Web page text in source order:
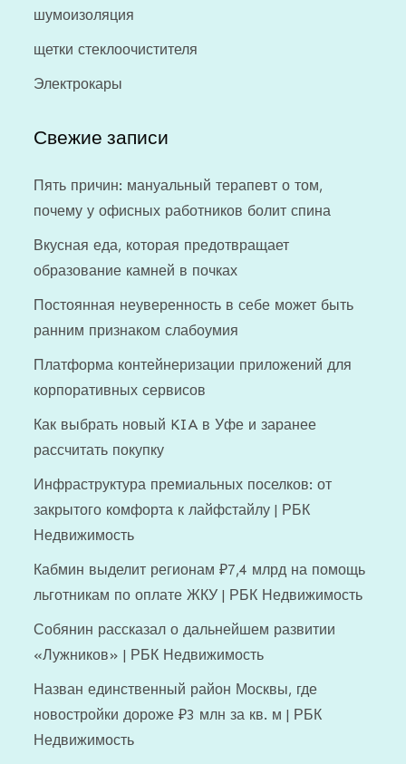
шумоизоляция
щетки стеклоочистителя
Электрокары
Свежие записи
Пять причин: мануальный терапевт о том,
почему у офисных работников болит спина
Вкусная еда, которая предотвращает
образование камней в почках
Постоянная неуверенность в себе может быть
ранним признаком слабоумия
Платформа контейнеризации приложений для
корпоративных сервисов
Как выбрать новый KIA в Уфе и заранее
рассчитать покупку
Инфраструктура премиальных поселков: от
закрытого комфорта к лайфстайлу | РБК
Недвижимость
Кабмин выделит регионам ₽7,4 млрд на помощь
льготникам по оплате ЖКУ | РБК Недвижимость
Собянин рассказал о дальнейшем развитии
«Лужников» | РБК Недвижимость
Назван единственный район Москвы, где
новостройки дороже ₽3 млн за кв. м | РБК
Недвижимость